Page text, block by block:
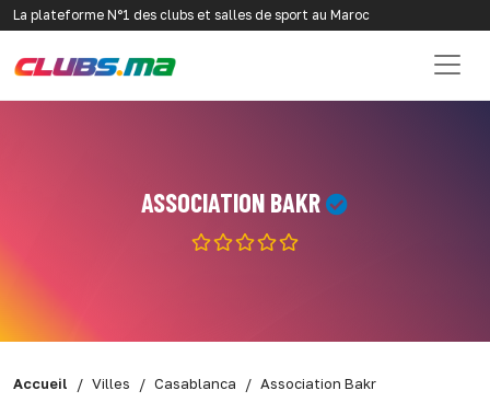
La plateforme N°1 des clubs et salles de sport au Maroc
ASSOCIATION BAKR
Accueil Villes Casablanca Association Bakr